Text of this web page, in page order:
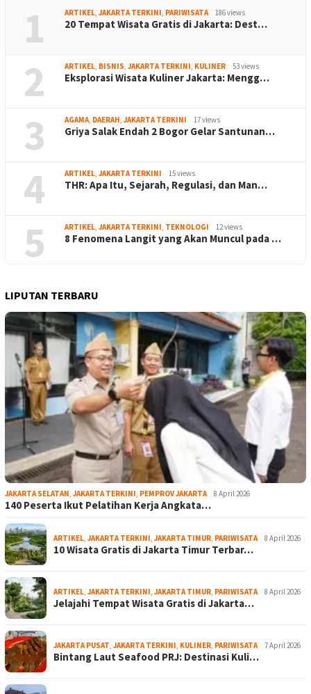
1 ARTIKEL, JAKARTA TERKINI, PARIWISATA 186 views
20 Tempat Wisata Gratis di Jakarta: Dest…
2 ARTIKEL, BISNIS, JAKARTA TERKINI, KULINER 53 views
Eksplorasi Wisata Kuliner Jakarta: Mengg…
3 AGAMA, DAERAH, JAKARTA TERKINI 17 views
Griya Salak Endah 2 Bogor Gelar Santunan…
4 ARTIKEL, JAKARTA TERKINI 15 views
THR: Apa Itu, Sejarah, Regulasi, dan Man…
5 ARTIKEL, JAKARTA TERKINI, TEKNOLOGI 12 views
8 Fenomena Langit yang Akan Muncul pada …
LIPUTAN TERBARU
JAKARTA SELATAN, JAKARTA TERKINI, PEMPROV JAKARTA 8 April 2026
140 Peserta Ikut Pelatihan Kerja Angkata…
ARTIKEL, JAKARTA TERKINI, JAKARTA TIMUR, PARIWISATA 8 April 2026
10 Wisata Gratis di Jakarta Timur Terbar…
ARTIKEL, JAKARTA TERKINI, JAKARTA TIMUR, PARIWISATA 8 April 2026
Jelajahi Tempat Wisata Gratis di Jakarta…
JAKARTA PUSAT, JAKARTA TERKINI, KULINER, PARIWISATA 7 April 2026
Bintang Laut Seafood PRJ: Destinasi Kuli…